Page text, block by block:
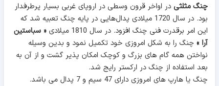
چنگ مثلثی در اواخر قرون وسطی در اروپای غربی بسیار پرطرفدار
بود. در سال 1720 میلادی پدال‌هایی در پایه چنگ تعبیه شد که
این امر برقدرت فنی چنگ افزود. در سال 1810 میلادی
« سباستین
آرا » چنگ را به شکل امروزی خود تکمیل نمود و بدین وسیله
نواختن همه گام های بزرگ و کوچک امکان پذیر گشت و از آن به
بعد استفاده از چنگ در ارکستر رایج شد.
چنگ یا هارپ های امروزی دارای 47 سیم و 7 پدال می باشد.